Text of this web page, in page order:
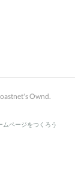
Ownd.
ムページをつくろう